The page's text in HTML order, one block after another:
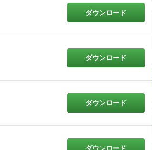
ダウンロード
ダウンロード
ダウンロード
ダウンロード